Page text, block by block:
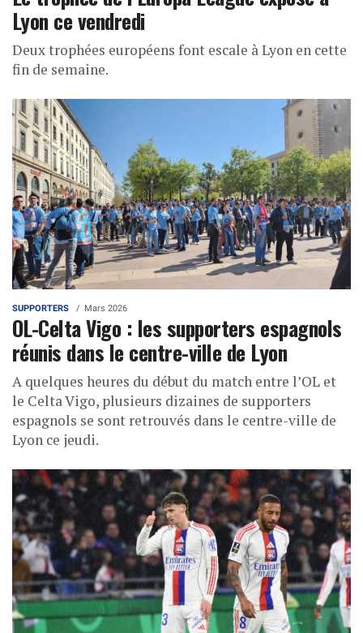
Lyon ce vendredi
Deux trophées européens font escale à Lyon en cette
fin de semaine.
SUPPORTERS Mars 2026
OL-Celta Vigo : les supporters espagnols
réunis dans le centre-ville de Lyon
A quelques heures du début du match entre l’OL et
le Celta Vigo, plusieurs dizaines de supporters
espagnols se sont retrouvés dans le centre-ville de
Lyon ce jeudi.